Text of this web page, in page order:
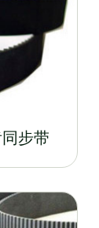
步带